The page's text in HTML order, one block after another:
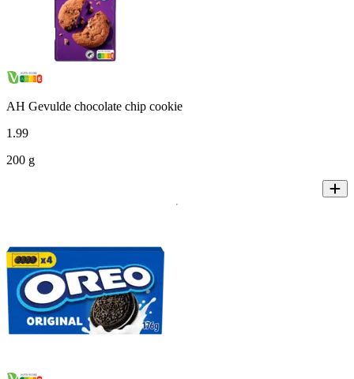
AH Gevulde chocolate chip cookie
1 .99
200 g